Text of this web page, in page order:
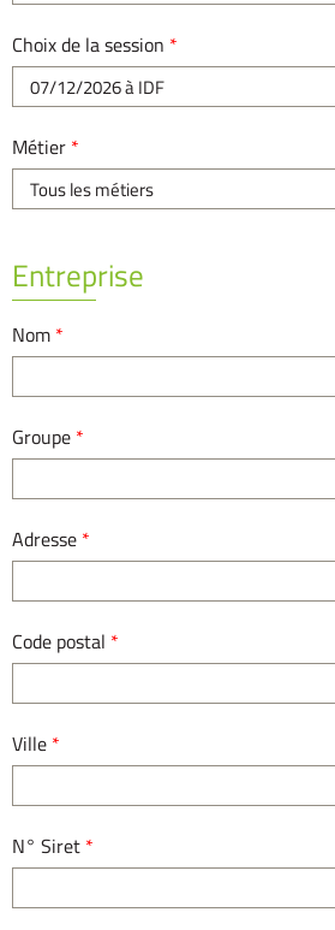
Choix de la session *
Métier *
Entreprise
Nom *
Groupe *
Adresse *
Code postal *
Ville *
N° Siret *